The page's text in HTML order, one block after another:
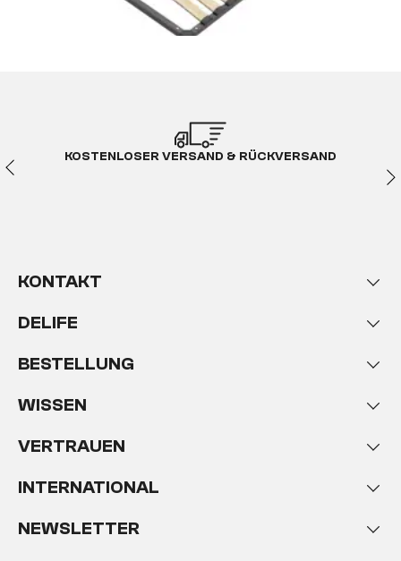
KOSTENLOSER VERSAND & RÜCKVERSAND
KONTAKT
DELIFE
BESTELLUNG
WISSEN
VERTRAUEN
INTERNATIONAL
NEWSLETTER